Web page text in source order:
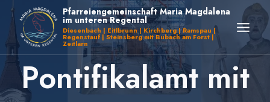
Zum
Inhalt
springen
Pfarreiengemeinschaft Maria Magdalena
im unteren Regental
Diesenbach | Eitlbrunn | Kirchberg | Ramspau |
Regenstauf | Steinsberg mit Bubach am Forst |
Zeitlarn
Pontifikalamt mit